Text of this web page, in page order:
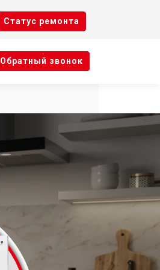
Cтатус ремонта
Oбратный звонок